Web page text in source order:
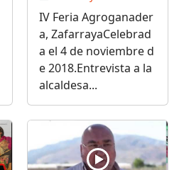
IV Feria Agroganader
a, ZafarrayaCelebrad
a el 4 de noviembre d
e 2018.Entrevista a la
alcaldesa...